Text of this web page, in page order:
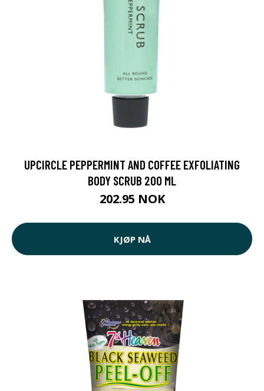
UPCIRCLE PEPPERMINT AND COFFEE EXFOLIATING
BODY SCRUB 200 ML
202.95 NOK
KJØP NÅ